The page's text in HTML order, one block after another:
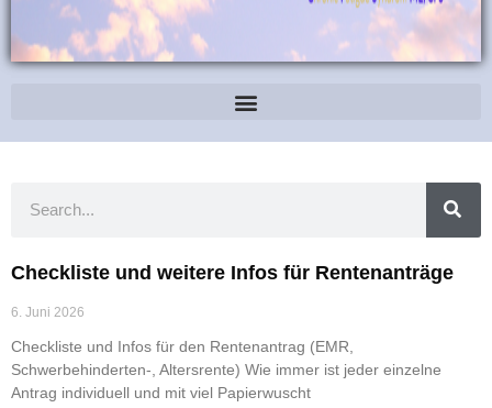
Checkliste und weitere Infos für Rentenanträge
6. Juni 2026
Checkliste und Infos für den Rentenantrag (EMR,
Schwerbehinderten-, Altersrente) Wie immer ist jeder einzelne
Antrag individuell und mit viel Papierwuscht